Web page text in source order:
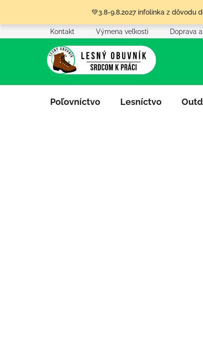
obsah
💚3.8-9.8.2027 infolinka z dôvodu
Kontakt Výmena veľkosti Doprava
Poľovníctvo Lesníctvo